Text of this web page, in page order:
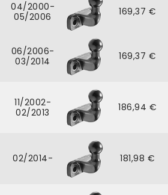
04/2000-
05/2006
06/2006-
03/2014
169,37 €
169,37 €
11/2002-
02/2013
186,94 €
02/2014- 181,98 €